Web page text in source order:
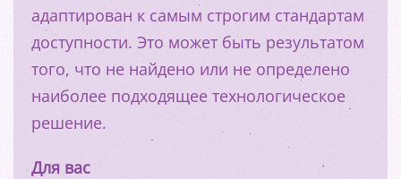
адаптирован к самым строгим стандартам
доступности. Это может быть результатом
того, что не найдено или не определено
наиболее подходящее технологическое
решение.
Для вас